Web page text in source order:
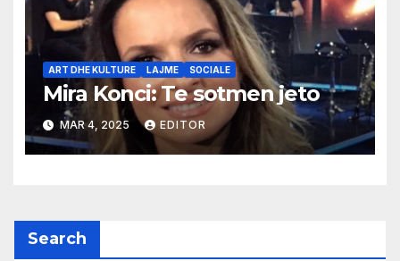
ART DHE KULTURE LAJME SOCIALE
Mira Konci: Te sotmen jeto
MAR 4, 2025 EDITOR
Search